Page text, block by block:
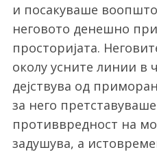
и посакуваше
неговото денешно
просторијата.
околу усните линии в
дејствува од
за него
противвредност на
задушува, а